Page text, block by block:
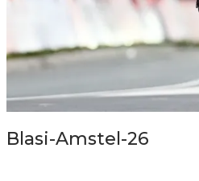
Blasi-Amstel-26
Pemkot Siapkan TPST